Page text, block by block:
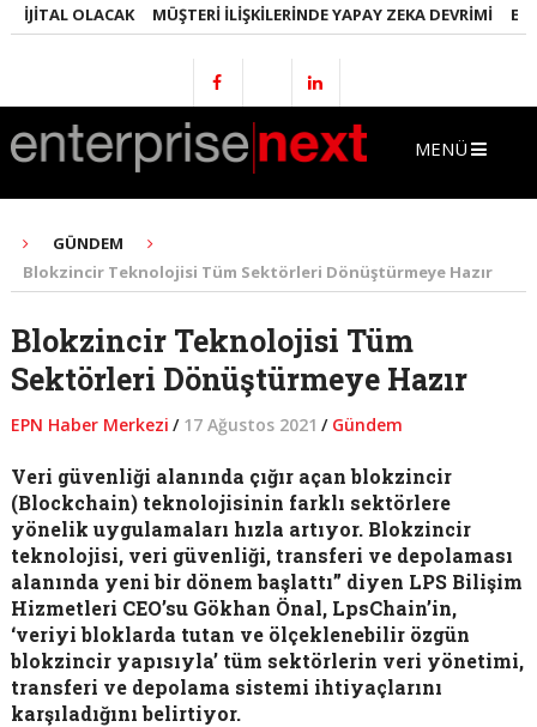
OLACAK MÜŞTERI İLIŞKILERINDE YAPAY ZEKA DEVRIMI
MENÜ
GÜNDEM
Blokzincir Teknolojisi Tüm Sektörleri Dönüştürmeye Hazır
Blokzincir Teknolojisi Tüm
Sektörleri Dönüştürmeye Hazır
EPN Haber Merkezi / 17 Ağustos 2021 / Gündem
Veri güvenliği alanında çığır açan blokzincir
(Blockchain) teknolojisinin farklı sektörlere
yönelik uygulamaları hızla artıyor. Blokzincir
teknolojisi, veri güvenliği, transferi ve depolaması
alanında yeni bir dönem başlattı” diyen LPS Bilişim
Hizmetleri CEO’su Gökhan Önal, LpsChain’in,
‘veriyi bloklarda tutan ve ölçeklenebilir özgün
blokzincir yapısıyla’ tüm sektörlerin veri yönetimi,
transferi ve depolama sistemi ihtiyaçlarını
karşıladığını belirtiyor.